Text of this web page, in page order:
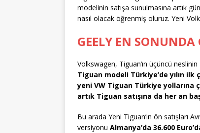
modelinin satışa sunulmasına artık
nasıl olacak öğrenmiş oluruz. Yeni
GEELY EN
Volkswagen, Tiguan’ın üçüncü neslinin
Tiguan modeli Türkiye’de yılın ilk
yeni VW Tiguan Türkiye yollarına
artık Tiguan satışına da her an
Bu arada Yeni Tiguan’ın ön satışları
versiyonu Almanya’da 36.600